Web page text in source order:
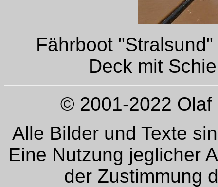
Fährboot
Deck mit
© 2001-2022 Olaf
Alle Bilder und Texte
Eine Nutzung jeglicher
der Zustimmung